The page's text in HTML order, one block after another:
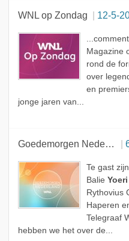
WNL op Zondag 12-5-
Magazine
rond de
over
en
jonge jaren van...
Goedemorgen Nederland
Te gast
Balie
Rythovius
Haperen
Telegraaf
hebben we het over de...